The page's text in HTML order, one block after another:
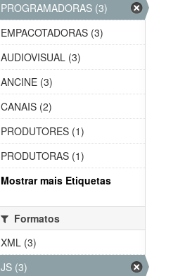
PROGRAMADORAS (3)
EMPACOTADORAS (3)
AUDIOVISUAL (3)
ANCINE (3)
CANAIS (2)
PRODUTORES (1)
PRODUTORAS (1)
Mostrar mais Etiquetas
Formatos
XML (3)
JS (3)